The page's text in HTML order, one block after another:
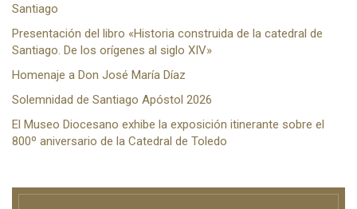
Santiago
Presentación del libro «Historia construida de la catedral de
Santiago. De los orígenes al siglo XIV»
Homenaje a Don José María Díaz
Solemnidad de Santiago Apóstol 2026
El Museo Diocesano exhibe la exposición itinerante sobre el
800º aniversario de la Catedral de Toledo